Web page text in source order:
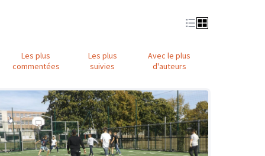
Les plus
commentées
Les plus
suivies
Avec le plus
d'auteurs